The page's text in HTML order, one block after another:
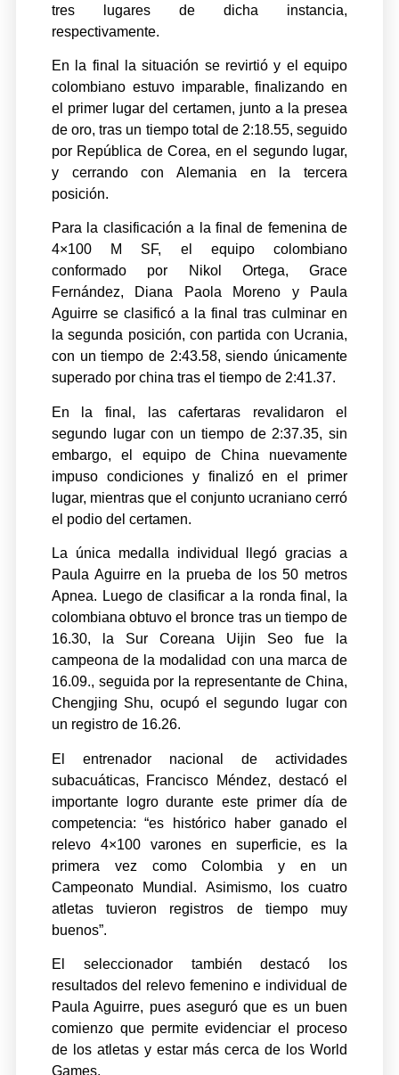
tres lugares de dicha instancia,
respectivamente.
En la final la situación se revirtió y el equipo
colombiano estuvo imparable, finalizando en
el primer lugar del certamen, junto a la presea
de oro, tras un tiempo total de 2:18.55, seguido
por República de Corea, en el segundo lugar,
y cerrando con Alemania en la tercera
posición.
Para la clasificación a la final de femenina de
4×100 M SF, el equipo colombiano
conformado por Nikol Ortega, Grace
Fernández, Diana Paola Moreno y Paula
Aguirre se clasificó a la final tras culminar en
la segunda posición, con partida con Ucrania,
con un tiempo de 2:43.58, siendo únicamente
superado por china tras el tiempo de 2:41.37.
En la final, las cafertaras revalidaron el
segundo lugar con un tiempo de 2:37.35, sin
embargo, el equipo de China nuevamente
impuso condiciones y finalizó en el primer
lugar, mientras que el conjunto ucraniano cerró
el podio del certamen.
La única medalla individual llegó gracias a
Paula Aguirre en la prueba de los 50 metros
Apnea. Luego de clasificar a la ronda final, la
colombiana obtuvo el bronce tras un tiempo de
16.30, la Sur Coreana Uijin Seo fue la
campeona de la modalidad con una marca de
16.09., seguida por la representante de China,
Chengjing Shu, ocupó el segundo lugar con
un registro de 16.26.
El entrenador nacional de actividades
subacuáticas, Francisco Méndez, destacó el
importante logro durante este primer día de
competencia: “es histórico haber ganado el
relevo 4×100 varones en superficie, es la
primera vez como Colombia y en un
Campeonato Mundial. Asimismo, los cuatro
atletas tuvieron registros de tiempo muy
buenos”.
El seleccionador también destacó los
resultados del relevo femenino e individual de
Paula Aguirre, pues aseguró que es un buen
comienzo que permite evidenciar el proceso
de los atletas y estar más cerca de los World
Games.